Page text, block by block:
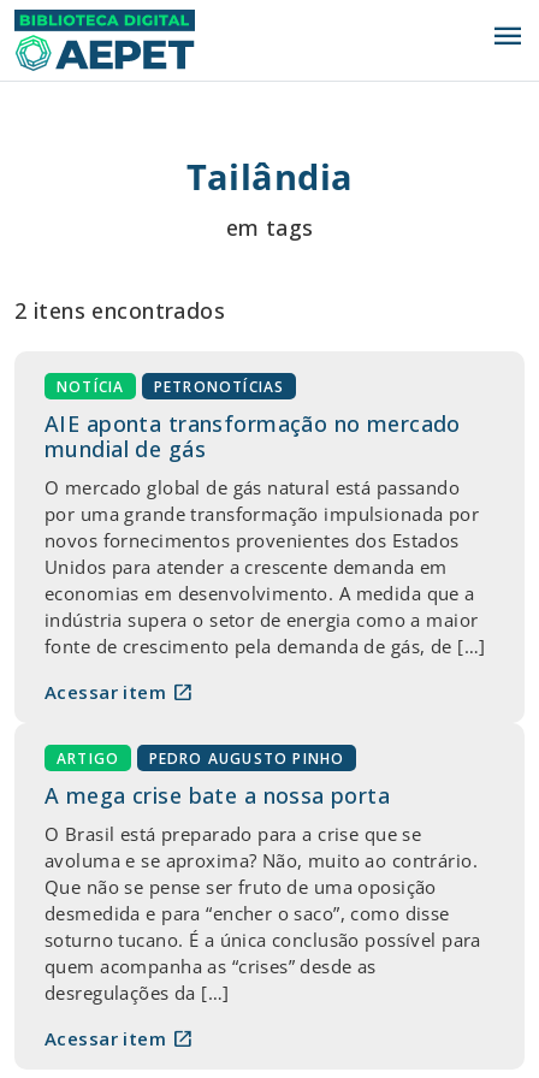
menu
Tailândia
em tags
2 itens encontrados
NOTÍCIA PETRONOTÍCIAS
AIE aponta transformação no mercado
mundial de gás
O mercado global de gás natural está passando
por uma grande transformação impulsionada por
novos fornecimentos provenientes dos Estados
Unidos para atender a crescente demanda em
economias em desenvolvimento. A medida que a
indústria supera o setor de energia como a maior
fonte de crescimento pela demanda de gás, de […]
Acessar item open_in_new
ARTIGO PEDRO AUGUSTO PINHO
A mega crise bate a nossa porta
O Brasil está preparado para a crise que se
avoluma e se aproxima? Não, muito ao contrário.
Que não se pense ser fruto de uma oposição
desmedida e para “encher o saco”, como disse
soturno tucano. É a única conclusão possível para
quem acompanha as “crises” desde as
desregulações da […]
Acessar item open_in_new